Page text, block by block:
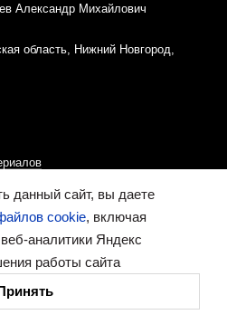
Александр Михайлович
область, Нижний Новгород,
«cookies»-файлов
16+
данный сайт, вы даете
cookie, включая
аналитики Яндекс
работы сайта